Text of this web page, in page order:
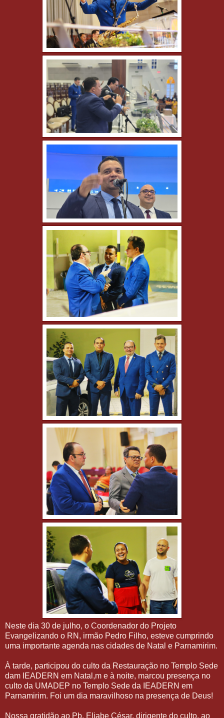
Neste dia 30 de julho, o Coordenador do Projeto
Evangelizando o RN, irmão Pedro Filho, esteve cumprindo
uma importante agenda nas cidades de Natal e Parnamirim.
À tarde, participou do culto da Restauração no Templo Sede
dam IEADERN em Natal,m e à noite, marcou presença no
culto da UMADEP no Templo Sede da IEADERN em
Parnamirim. Foi um dia maravilhoso na presença de Deus!
Nossa gratidão ao Pb. Eliabe César, dirigente do culto, ao